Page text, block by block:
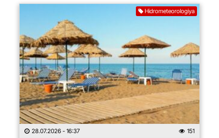
Hidrometeorologiya
28.07.2026 - 16:37 151